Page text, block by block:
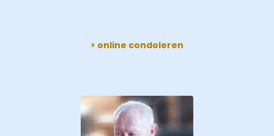
> online condoleren